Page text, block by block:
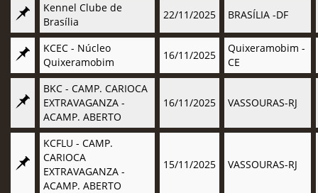
Kennel Clube de
Brasília
22/11/2025 BRASÍLIA -DF
KCEC - Núcleo
Quixeramobim
16/11/2025
Quixeramobim -
CE
BKC - CAMP. CARIOCA
EXTRAVAGANZA -
ACAMP. ABERTO
16/11/2025 VASSOURAS-RJ
KCFLU - CAMP.
CARIOCA
EXTRAVAGANZA -
ACAMP. ABERTO
15/11/2025 VASSOURAS-RJ